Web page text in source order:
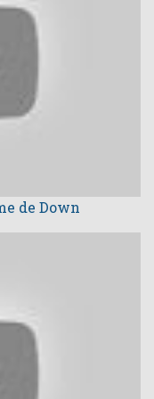
de Down